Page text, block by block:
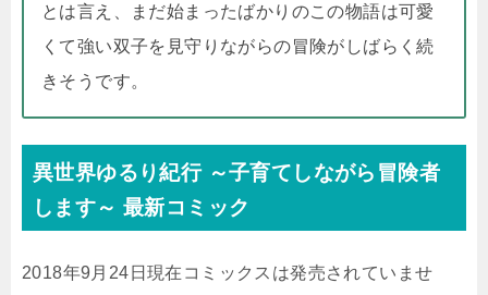
とは言え、まだ始まったばかりのこの物語は可愛
くて強い双子を見守りながらの冒険がしばらく続
きそうです。
異世界ゆるり紀行 ～子育てしながら冒険者
します～ 最新コミック
2018年9月24日現在コミックスは発売されていませ